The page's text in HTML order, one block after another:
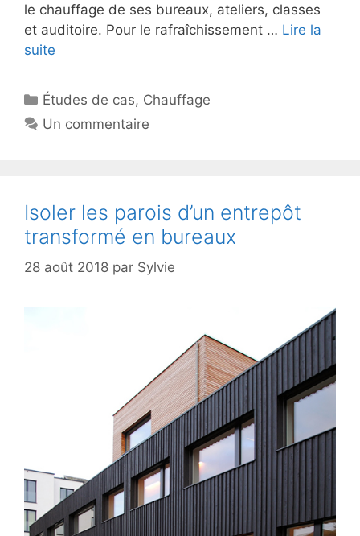
le chauffage de ses bureaux, ateliers, classes
et auditoire. Pour le rafraîchissement … Lire la
suite
Catégories
Études de cas, Chauffage
Un commentaire
Isoler les parois d’un entrepôt
transformé en bureaux
28 août 2018 par Sylvie